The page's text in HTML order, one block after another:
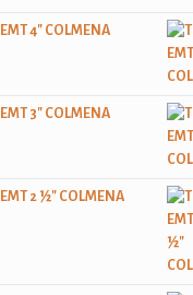
4" COLMENA
3" COLMENA
2 ½" COLMENA